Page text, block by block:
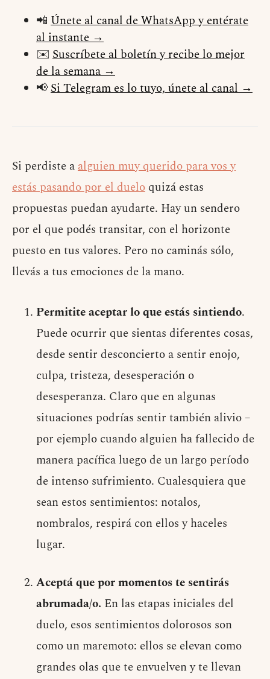
📲 Únete al canal de WhatsApp y entérate
al instante →
✉️ Suscríbete al boletín y recibe lo mejor
de la semana →
📢Si Telegram es lo tuyo, únete al canal →
Si perdiste aalguien muy querido para vos y
estás pasando por el duelo quizá estas
propuestas puedan ayudarte. Hay un sendero
por el que podés transitar, con el horizonte
puesto en tus valores. Pero no caminás sólo,
llevás a tus emociones de la mano.
Permitite aceptar lo que estás sintiendo.
Puede ocurrir que sientas diferentes cosas,
desde sentir desconcierto a sentir enojo,
culpa, tristeza, desesperación o
desesperanza. Claro que en algunas
situaciones podrías sentir también alivio –
por ejemplo cuando alguien ha fallecido de
manera pacífica luego de un largo período
de intenso sufrimiento. Cualesquiera que
sean estos sentimientos: notalos,
nombralos, respirá con ellos y haceles
lugar.
Aceptá que por momentos te sentirás
abrumada/o. En las etapas iniciales del
duelo, esos sentimientos dolorosos son
como un maremoto: ellos se elevan como
grandes olas que te envuelven y te llevan